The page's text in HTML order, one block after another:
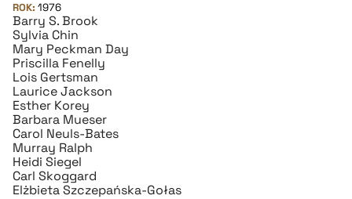
ROK: 1976
Barry S. Brook
Sylvia Chin
Mary Peckman Day
Priscilla Fenelly
Lois Gertsman
Laurice Jackson
Esther Korey
Barbara Mueser
Carol Neuls-Bates
Murray Ralph
Heidi Siegel
Carl Skoggard
Elżbieta Szczepańska-Gołas